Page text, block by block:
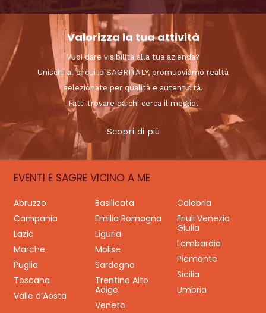
Valorizza la tua attività
Vuoi dare visibilità alla tua azienda?
Unisciti al circuito SAGRITALY, promuoviamo realtà
selezionate per qualità e autenticità.
Fatti trovare da chi cerca il meglio!
Scopri di più
EVENTI E SAGRE VICINO A ME
Abruzzo Basilicata
Calabria
Campania
Emilia Romagna
Friuli Venezia
Giulia
Lazio
Liguria
Lombardia
Marche
Molise
Piemonte
Puglia
Sardegna
Sicilia
Toscana
Trentino Alto
Adige
Umbria
Valle d’Aosta
Veneto